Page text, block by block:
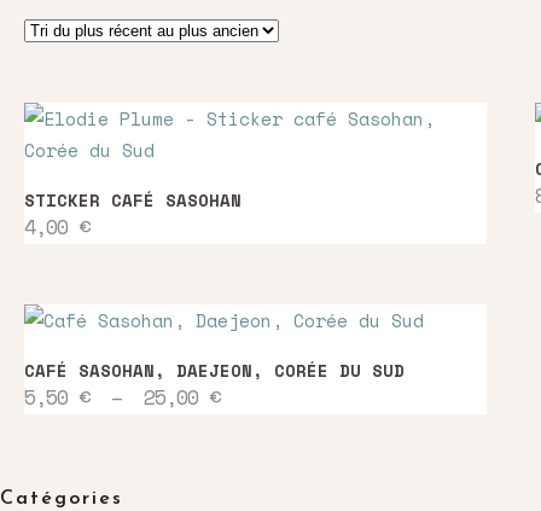
Catégories
au
STICKER CAFÉ SASOHAN
4,00 €
produit
a
CAFÉ SASOHAN, DAEJEON, CORÉE DU SUD
5,50 € – 25,00 €Plage